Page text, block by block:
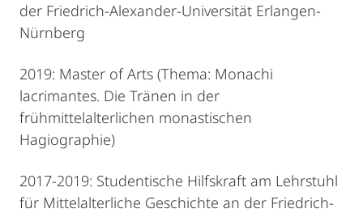
der Friedrich-Alexander-Universität Erlangen-
Nürnberg
2019: Master of Arts (Thema: Monachi
lacrimantes. Die Tränen in der
frühmittelalterlichen monastischen
Hagiographie)
2017-2019: Studentische Hilfskraft am Lehrstuhl
für Mittelalterliche Geschichte an der Friedrich-